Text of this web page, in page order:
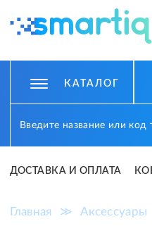
КАТАЛОГ
ДОСТАВКА И ОПЛАТА
Главная ≫ Аксессуары